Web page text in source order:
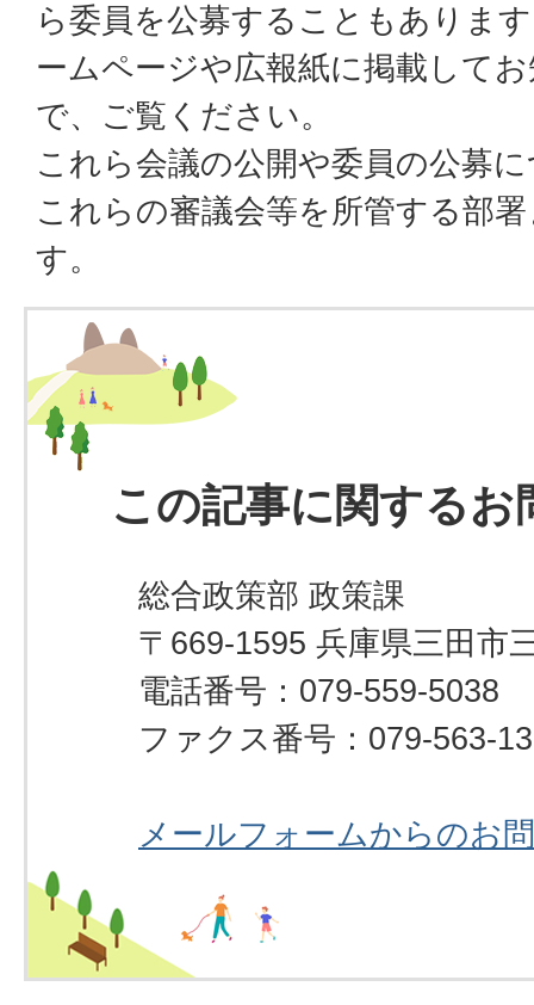
ら委員を公募することもありま
ームページや広報紙に掲載して
で、ご覧ください。
これら会議の公開や委員の公募
これらの審議会等を所管する部
す。
この記事に関するお
総合政策部 政策課
〒669-1595 兵庫県三田市
電話番号：079-559-5038
ファクス番号：079-563-
メールフォームからのお